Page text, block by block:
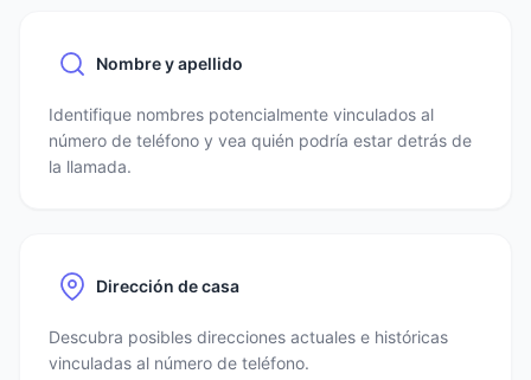
Nombre y apellido
Identifique nombres potencialmente vinculados al
número de teléfono y vea quién podría estar detrás de
la llamada.
Dirección de casa
Descubra posibles direcciones actuales e históricas
vinculadas al número de teléfono.